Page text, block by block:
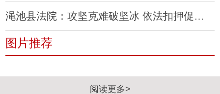
渑池县法院：攻坚克难破坚冰 依法扣押促执行
图片推荐
阅读更多>